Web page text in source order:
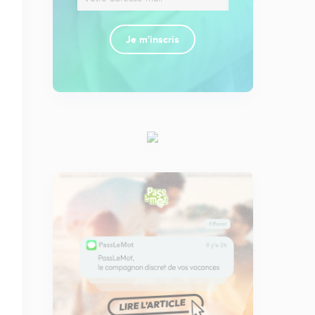
Je m'inscris